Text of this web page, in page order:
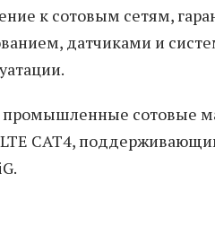
к сотовым сетям,
датчиками и
промышленные сотовые
CAT4,